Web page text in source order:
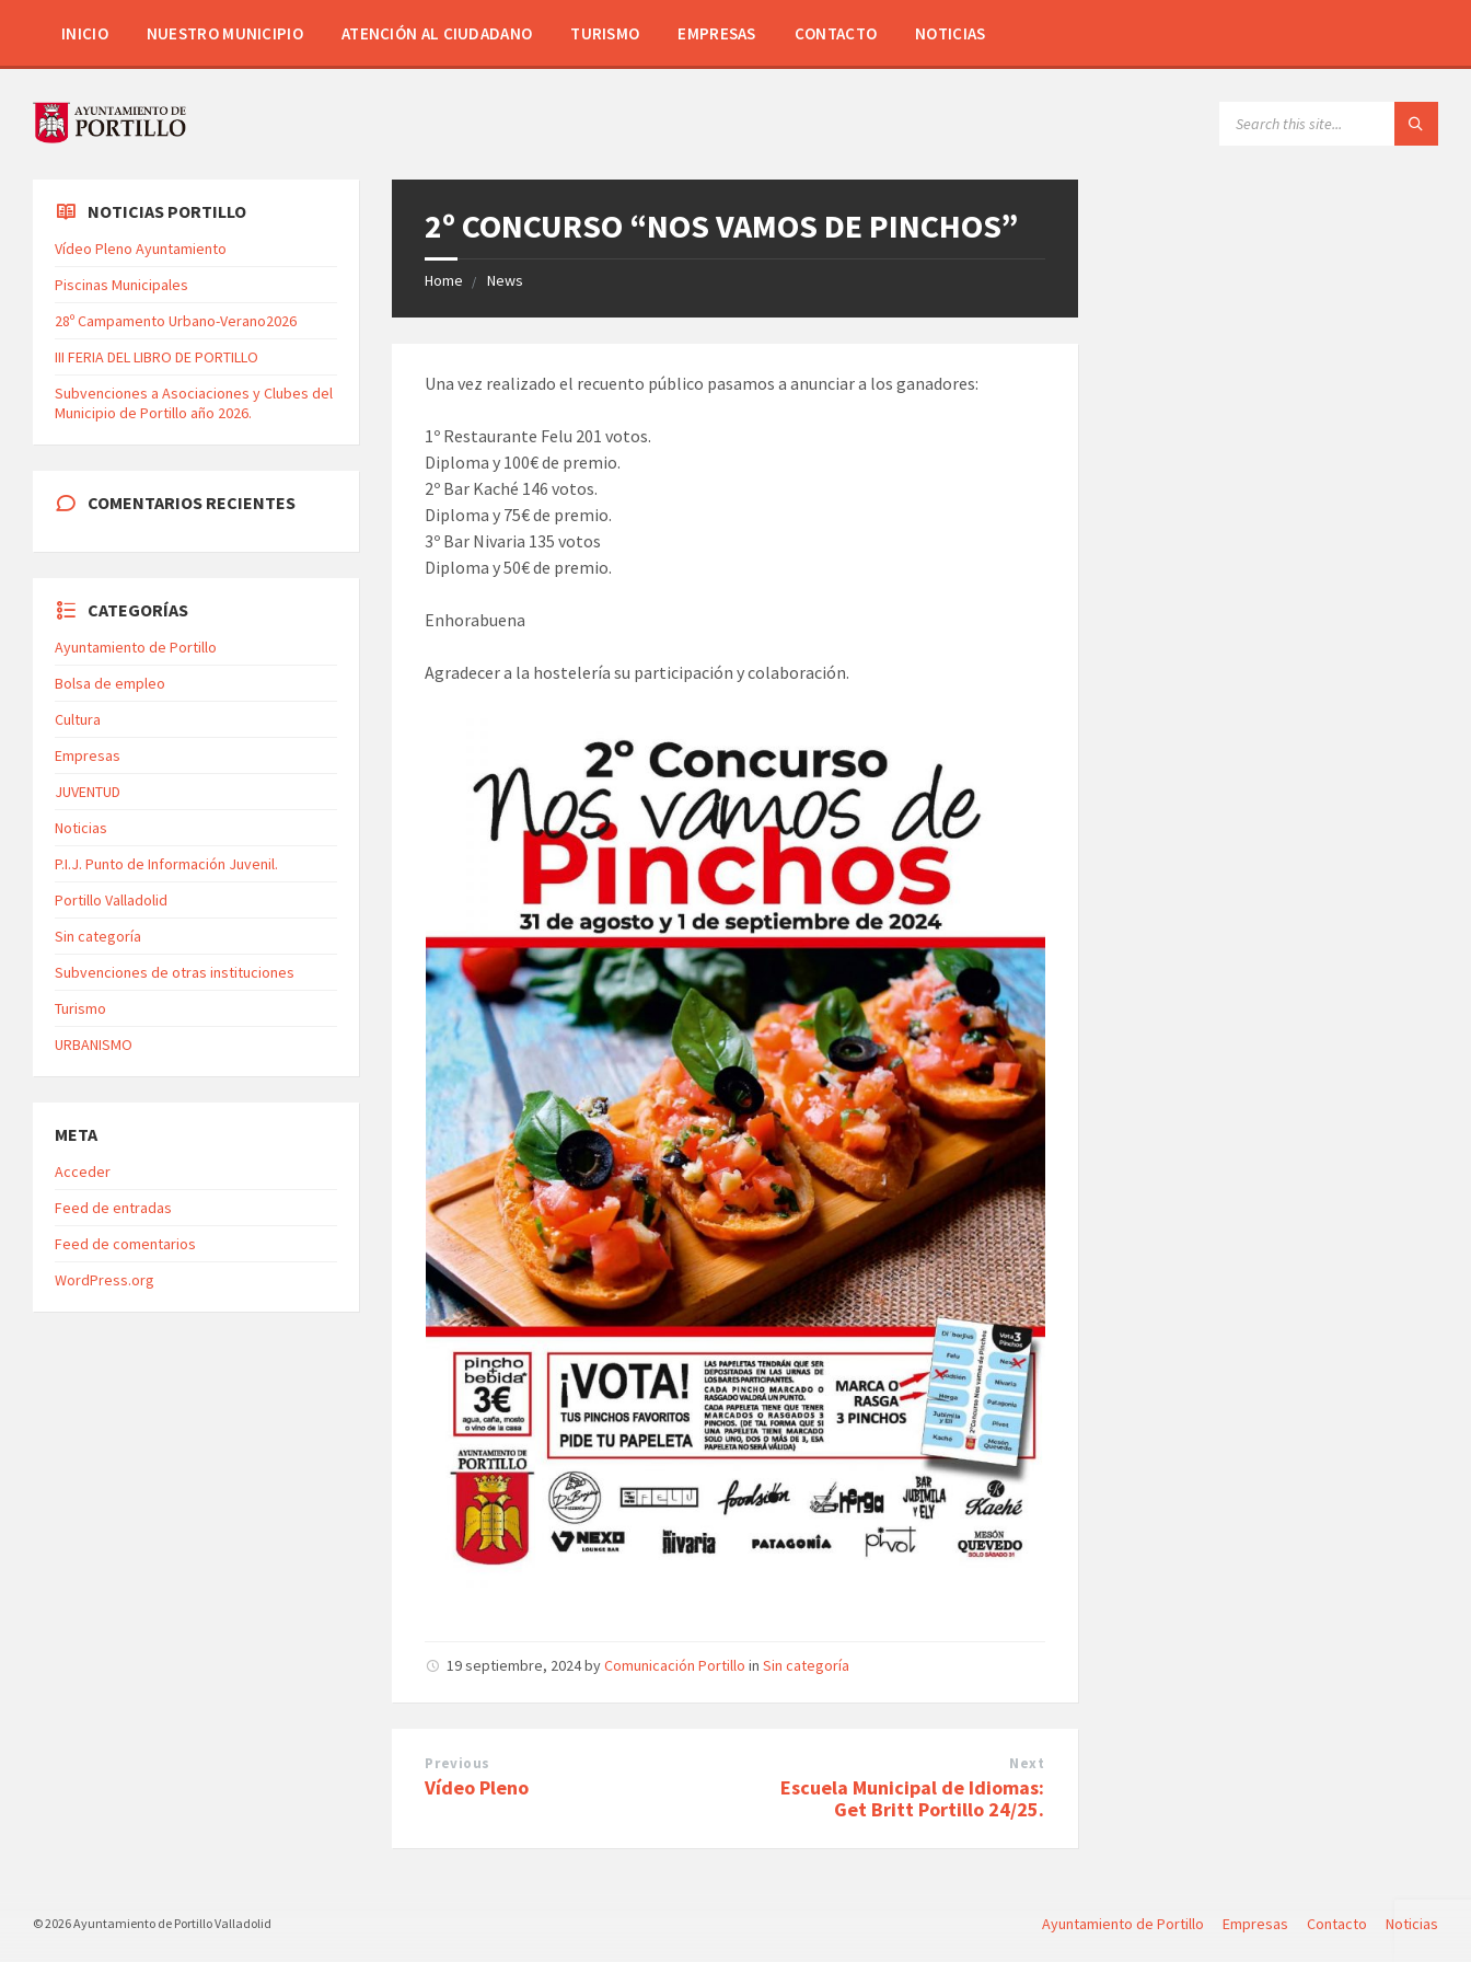
INICIO NUESTRO MUNICIPIO ATENCIÓN AL CIUDADANO TURISMO EMPRESAS CONTACTO NOTICIAS
2º CONCURSO “NOS VAMOS DE PINCHOS”
Home News
Una vez realizado el recuento público pasamos a anunciar a los ganadores:
1º Restaurante Felu 201 votos.
Diploma y 100€ de premio.
2º Bar Kaché 146 votos.
Diploma y 75€ de premio.
3º Bar Nivaria 135 votos
Diploma y 50€ de premio.
Enhorabuena
Agradecer a la hostelería su participación y colaboración.
19 septiembre, 2024byComunicación Portillo inSin categoría
Previous
Vídeo Pleno
Next
Escuela Municipal de Idiomas:
Get Britt Portillo 24/25.
NOTICIAS PORTILLO
Vídeo Pleno Ayuntamiento
Piscinas Municipales
28º Campamento Urbano-Verano2026
III FERIA DEL LIBRO DE PORTILLO
Subvenciones a Asociaciones y Clubes del
Municipio de Portillo año 2026.
COMENTARIOS RECIENTES
CATEGORÍAS
Ayuntamiento de Portillo
Bolsa de empleo
Cultura
Empresas
JUVENTUD
Noticias
P.I.J. Punto de Información Juvenil.
Portillo Valladolid
Sin categoría
Subvenciones de otras instituciones
Turismo
URBANISMO
META
Acceder
Feed de entradas
Feed de comentarios
WordPress.org
Ayuntamiento de Portillo Empresas Contacto Noticias
© 2026 Ayuntamiento de Portillo Valladolid